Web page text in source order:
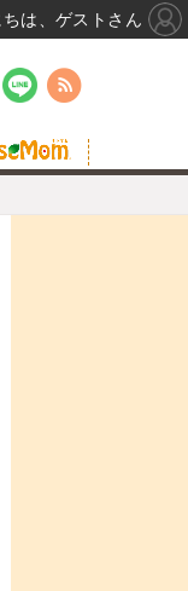
は、ゲストさん